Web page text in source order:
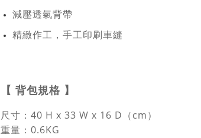
減壓透氣背帶
精緻作工，手工印刷車縫
【 背包規格】
尺寸： 40 H x 33 W x 16 D（cm）
重量：0.6KG